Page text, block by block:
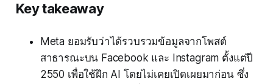
Key takeaway
Meta ยอมรับว่าได้รวบรวมข้อมูลจากโพสต์
สาธารณะบน Facebook และ Instagram ตั้งแต่ปี
2550 เพื่อใช้ฝึก AI โดยไม่เคยเปิดเผยมาก่อน ซึ่ง